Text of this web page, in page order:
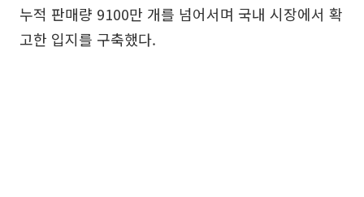
누적 판매량 9100만 개를 넘어서며 국내 시장에서 확
고한 입지를 구축했다.